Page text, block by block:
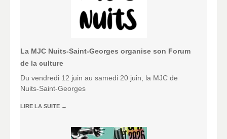
La MJC Nuits-Saint-Georges organise son Forum
de la culture
Du vendredi 12 juin au samedi 20 juin, la MJC de
Nuits-Saint-Georges
LIRE LA SUITE →